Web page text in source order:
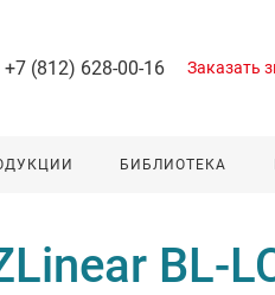
+7 (812) 628-00-16 Заказать
БИБЛИОТЕКА
BL-